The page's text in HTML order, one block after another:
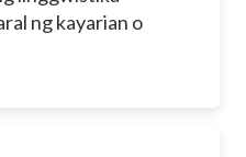
ng kayarian o